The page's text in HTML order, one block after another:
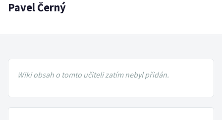
Pavel Černý
Wiki obsah o tomto učiteli zatím nebyl přidán.